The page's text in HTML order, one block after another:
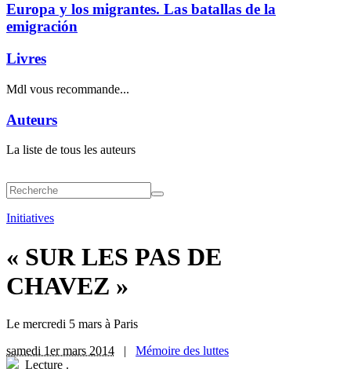
Europa y los migrantes. Las batallas de la
emigración
Livres
Mdl vous recommande...
Auteurs
La liste de tous les auteurs
Initiatives
« SUR LES PAS DE
CHAVEZ »
Le mercredi 5 mars à Paris
samedi 1er mars 2014 | Mémoire des luttes
Lecture .